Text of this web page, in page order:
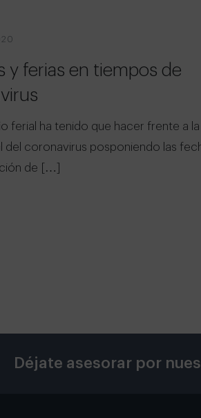
y ferias en tiempos de
ferial ha tenido que hacer frente a la
del coronavirus posponiendo las
de […]
Déjate asesorar por